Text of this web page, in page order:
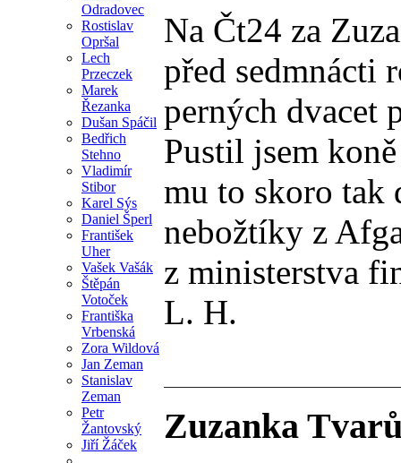
Odradovec
Rostislav
Opršal
Lech
Przeczek
Marek
Řezanka
Dušan Spáčil
Bedřich
Stehno
Vladimír
Stibor
Karel Sýs
Daniel Šperl
František
Uher
Vašek Vašák
Štěpán
Votoček
Františka
Vrbenská
Zora Wildová
Jan Zeman
Stanislav
Zeman
Petr
Žantovský
Jiří Žáček
Na Čt24 za
před sedmnácti
perných dvacet
Pustil jsem
mu to skoro tak
nebožtíky z
z ministerstva
L. H.
Zuzanka